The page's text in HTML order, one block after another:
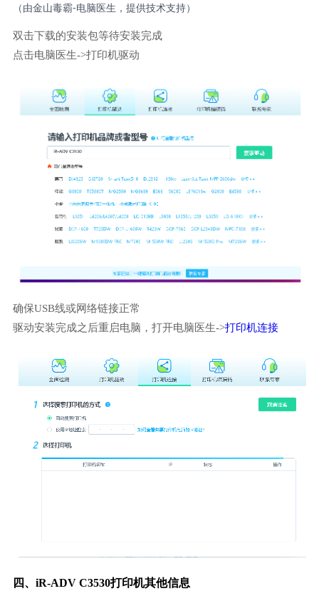
（由金山毒霸-电脑医生，提供技术支持）
双击下载的安装包等待安装完成
点击电脑医生->打印机驱动
确保USB线或网络链接正常
驱动安装完成之后重启电脑，打开电脑医生->打印机连接
四、iR-ADV C3530打印机其他信息